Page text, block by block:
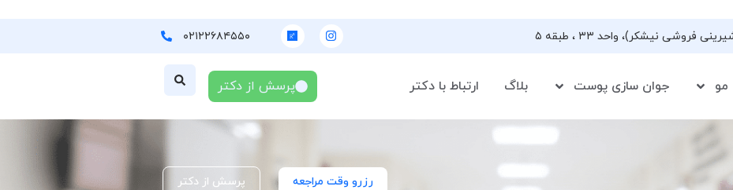
۰۲۱۲۲۶۸۴۵۵۰
مو جوان سازی پوست بلاگ ارتباط با دکتر پرسش از دکتر
رزرو وقت مراجعه پرسش از دکتر